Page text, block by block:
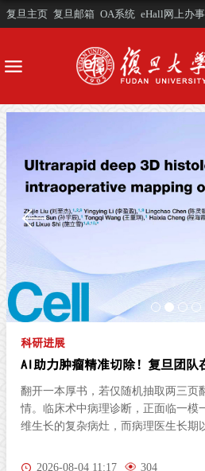
复旦主页 复旦邮箱 OA系统 eHall网上办
科研进展
AI助力肿瘤精准切除！复旦团队
翻开一本厚书，若仅随机抽取两三页
情。临床术中病理诊断，正面临一模
维生长的复杂病灶，而病理医生长期
隙立体蔓延、分布隐匿，单一平面切
2026-08-04 11:17 304